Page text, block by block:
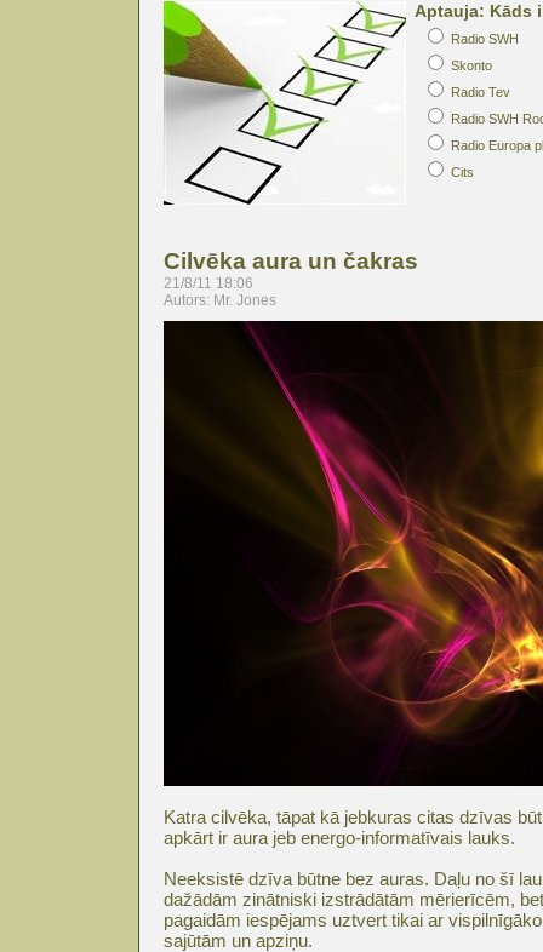
Aptauja: Kāds
Radio SWH
Skonto
Radio Tev
Radio SWH
Radio Europa
Cits
Cilvēka aura un čakras
21/8/11 18:06
Autors: Mr. Jones
Katra cilvēka, tāpat kā jebkuras citas dzīvas
apkārt ir aura jeb energo-informatīvais lauks.
Neeksistē dzīva būtne bez auras. Daļu no šī
dažādām zinātniski izstrādātām mērierīcēm,
pagaidām iespējams uztvert tikai ar
sajūtām un apziņu.